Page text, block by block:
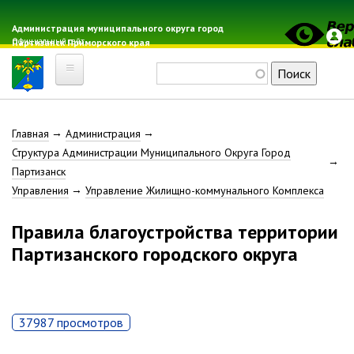
основному
содержанию
Администрация муниципального округа город
Партизанск Приморского края
Официальный сайт
Главная
Электронная почта
Местные налоги
Расписание электричек
Свод-WEB
Геральдика
Строка
навигации
Главная
Администрация
Структура Администрации Муниципального Округа Город
Партизанск
Управления
Управление Жилищно-коммунального Комплекса
Правила благоустройства территории
Партизанского городского округа
37987 просмотров